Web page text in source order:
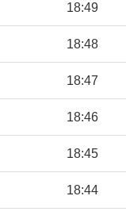
18:49
18:48
18:47
18:46
18:45
18:44